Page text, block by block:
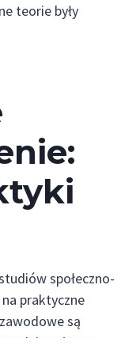
teorie były
społeczno-
praktyczne
są